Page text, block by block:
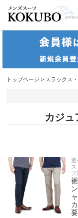
トップページ > スラックス
カジュ
選
フ